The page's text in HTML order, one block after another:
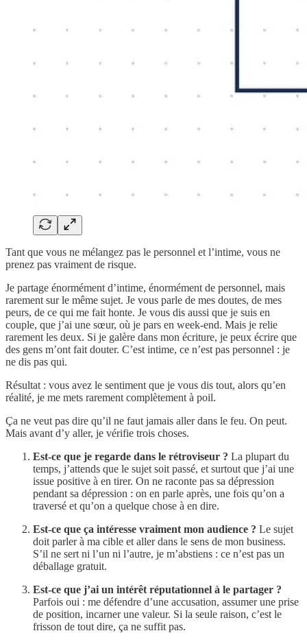
Tant que vous ne mélangez pas le personnel et l’intime, vous ne
prenez pas vraiment de risque.
Je partage énormément d’intime, énormément de personnel, mais
rarement sur le même sujet. Je vous parle de mes doutes, de mes
peurs, de ce qui me fait honte. Je vous dis aussi que je suis en
couple, que j’ai une sœur, où je pars en week-end. Mais je relie
rarement les deux. Si je galère dans mon écriture, je peux écrire que
des gens m’ont fait douter. C’est intime, ce n’est pas personnel : je
ne dis pas qui.
Résultat : vous avez le sentiment que je vous dis tout, alors qu’en
réalité, je me mets rarement complètement à poil.
Ça ne veut pas dire qu’il ne faut jamais aller dans le feu. On peut.
Mais avant d’y aller, je vérifie trois choses.
Est-ce que je regarde dans le rétroviseur ? La plupart du
temps, j’attends que le sujet soit passé, et surtout que j’ai une
issue positive à en tirer. On ne raconte pas sa dépression
pendant sa dépression : on en parle après, une fois qu’on a
traversé et qu’on a quelque chose à en dire.
Est-ce que ça intéresse vraiment mon audience ? Le sujet
doit parler à ma cible et aller dans le sens de mon business.
S’il ne sert ni l’un ni l’autre, je m’abstiens : ce n’est pas un
déballage gratuit.
Est-ce que j’ai un intérêt réputationnel à le partager ?
Parfois oui : me défendre d’une accusation, assumer une prise
de position, incarner une valeur. Si la seule raison, c’est le
frisson de tout dire, ça ne suffit pas.